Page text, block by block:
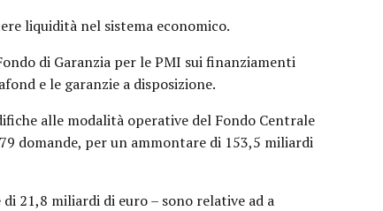
liquidità nel sistema economico.
di Garanzia per le PMI sui finanziamenti
e le garanzie a disposizione.
alle modalità operative del Fondo Centrale
domande, per un ammontare di 153,5 miliardi
21,8 miliardi di euro – sono relative ad a